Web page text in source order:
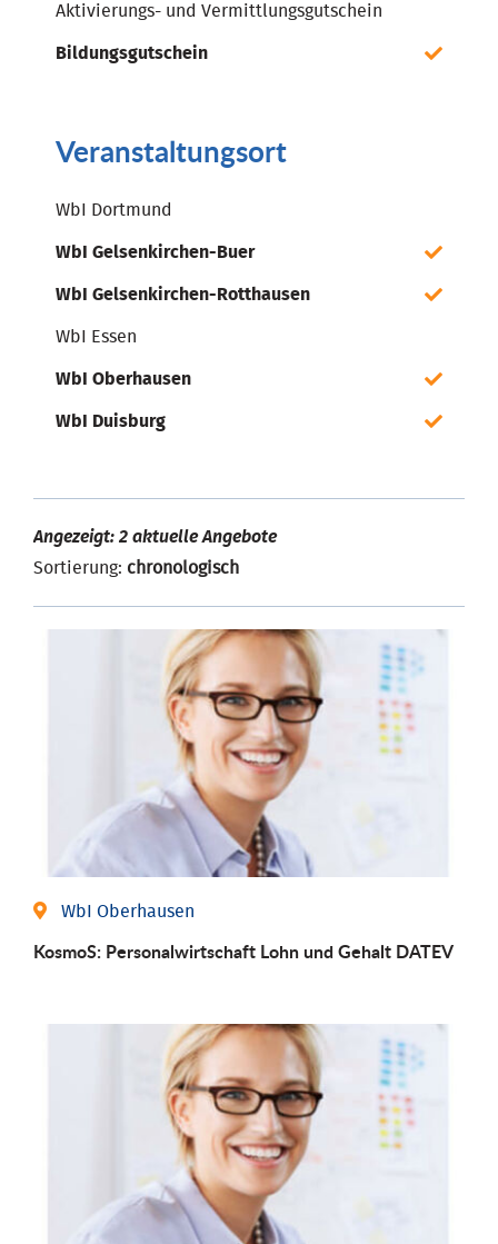
Aktivierungs- und Vermittlungsgutschein
Bildungsgutschein
Veranstaltungsort
WbI Dortmund
WbI Gelsenkirchen-Buer
WbI Gelsenkirchen-Rotthausen
WbI Essen
WbI Oberhausen
WbI Duisburg
Angezeigt: 2 aktuelle Angebote
Sortierung: chronologisch
WbI Oberhausen
KosmoS: Personalwirtschaft Lohn und Gehalt DATEV